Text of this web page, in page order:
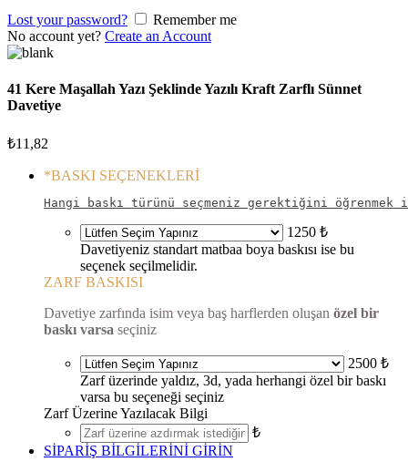
Lost your password?
Remember me
No account yet? Create an Account
41 Kere Maşallah Yazı Şeklinde Yazılı Kraft Zarflı Sünnet
Davetiye
₺11,82
*BASKI SEÇENEKLERİ
Hangi baskı türünü seçmeniz gerektiğini öğrenmek
1250 ₺
Davetiyeniz standart matbaa boya baskısı ise bu
seçenek seçilmelidir.
ZARF BASKISI
Davetiye zarfında isim veya baş harflerden oluşan özel bir
baskı varsa seçiniz
2500 ₺
Zarf üzerinde yaldız, 3d, yada herhangi özel bir baskı
varsa bu seçeneği seçiniz
Zarf Üzerine Yazılacak Bilgi
₺
SİPARİŞ BİLGİLERİNİ GİRİN